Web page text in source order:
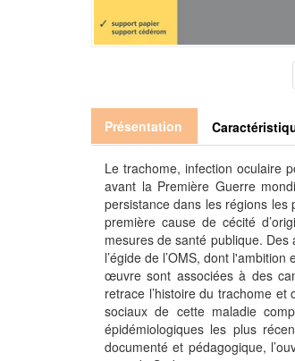
Présentation
Le trachome, infection oculaire
avant la Première Guerre
persistance dans les régions
première cause de cécité
mesures de santé publique. Des
l’égide de l’OMS, dont
œuvre sont associées à des
retrace l’histoire du trachome
sociaux de cette maladie
épidémiologiques les plus
documenté et pédagogique,